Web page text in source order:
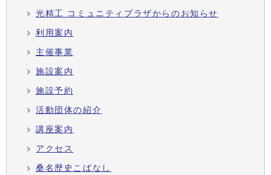
光精工 コミュニティプラザからのお知らせ
利用案内
主催事業
施設案内
施設予約
活動団体の紹介
講座案内
アクセス
桑名歴史こばなし